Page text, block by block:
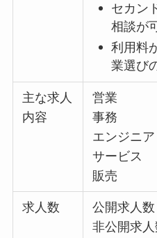
セカン
相談が
利用料
業選び
主な求人
内容
営業
事務
エンジニア
サービス
販売
求人数
公開求人
非公開求